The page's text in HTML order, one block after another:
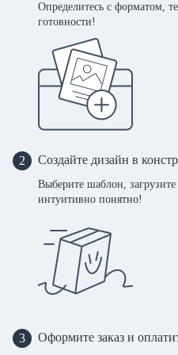
Определитесь с форматом,
готовности!
2 Создайте дизайн в
Выберите шаблон,
интуитивно понятно!
3 Оформите заказ и